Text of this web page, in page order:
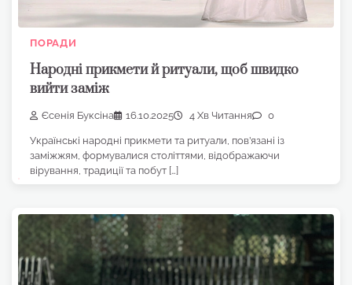
ПОРАДИ
Народні прикмети й ритуали, щоб швидко
вийти заміж
Єсенія Буксіна 16.10.2025 4 Хв Читання 0
Українські народні прикмети та ритуали, пов’язані із
заміжжям, формувалися століттями, відображаючи
вірування, традиції та побут […]